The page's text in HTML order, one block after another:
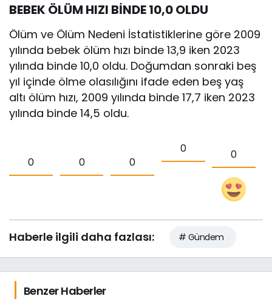
BEBEK ÖLÜM HIZI BİNDE 10,0 OLDU
Ölüm ve Ölüm Nedeni İstatistiklerine göre 2009
yılında bebek ölüm hızı binde 13,9 iken 2023
yılında binde 10,0 oldu. Doğumdan sonraki beş
yıl içinde ölme olasılığını ifade eden beş yaş
altı ölüm hızı, 2009 yılında binde 17,7 iken 2023
yılında binde 14,5 oldu.
0 0 0
0 0
Haberle ilgili daha fazlası: # Gündem
Benzer Haberler